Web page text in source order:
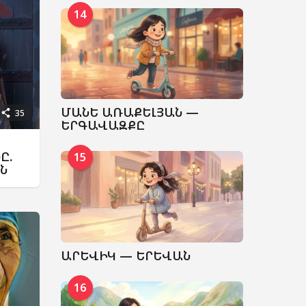
35
14
ՄԱՆԵ ԱՌԱՔԵԼՅԱՆ —
ԵՐԳԱՎԱԶՔԸ
15
ԱՐԵՎԻԿ — ԵՐԵՎԱՆ
16